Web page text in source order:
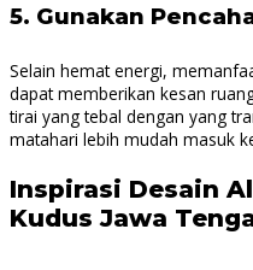
5. Gunakan
Selain hemat energi,
dapat memberikan kesan
tirai yang tebal dengan yang
matahari lebih mudah masuk
Inspirasi Desain
Kudus Jawa